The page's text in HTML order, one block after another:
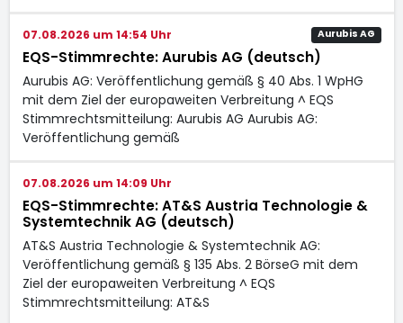
07.08.2026 um 14:54 Uhr Aurubis AG
EQS-Stimmrechte: Aurubis AG (deutsch)
Aurubis AG: Veröffentlichung gemäß § 40 Abs. 1 WpHG
mit dem Ziel der europaweiten Verbreitung ^ EQS
Stimmrechtsmitteilung: Aurubis AG Aurubis AG:
Veröffentlichung gemäß
07.08.2026 um 14:09 Uhr
EQS-Stimmrechte: AT&S Austria Technologie &
Systemtechnik AG (deutsch)
AT&S Austria Technologie & Systemtechnik AG:
Veröffentlichung gemäß § 135 Abs. 2 BörseG mit dem
Ziel der europaweiten Verbreitung ^ EQS
Stimmrechtsmitteilung: AT&S